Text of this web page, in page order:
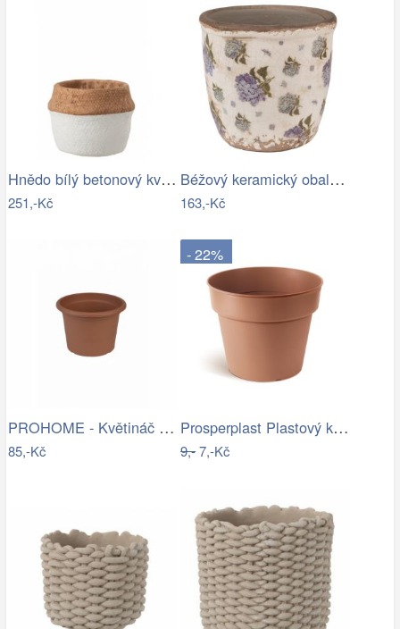
Hnědo bílý betonový květináč L - Ø 18…
251,-Kč
Béžový keramický obal na květináč s…
163,-Kč
PROHOME - Květináč CAMPANULA 28 terakota
85,-Kč
- 22%
Prosperplast Plastový květináč PLANTIS…
9,-7,-Kč